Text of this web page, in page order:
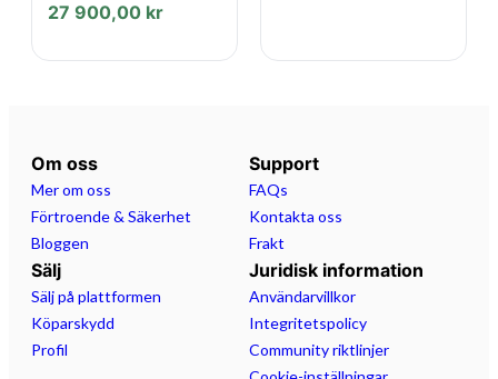
Antal Motorer: 1 st
Motortyp: Utombordare
Tank: Fast 227L
Kvalitet in i minsta detalj
Fullspackad med den allra basta utrustningen en lyxbat
av denna storlek ska ha. Har far du flera zoner med LED-
belysning, inte- grerat marint ljudsystem,
vattenskidstang, kylvaskor, flera USB-
laddningsmojligheter, bord i samma stil som interioren
27 900,00 kr
Om oss
Mer om oss
Förtroende & Säkerhet
Bloggen
Support
FAQs
Kontakta oss
Frakt
Sälj
Sälj på plattformen
Köparskydd
Profil
Juridisk information
Användarvillkor
Integritetspolicy
Community riktlinjer